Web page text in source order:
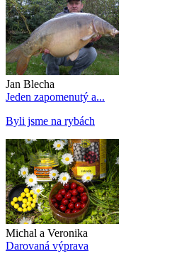
Jan Blecha
Jeden zapomenutý a...
Byli jsme na rybách
Michal a Veronika
Darovaná výprava